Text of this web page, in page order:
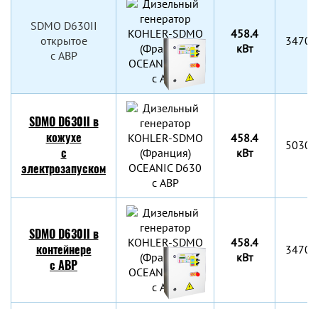
SDMO D630II
открытое
c АВР
458.4
кВт
SDMO D630II в
кожухе
с
электрозапуском
458.4
кВт
SDMO D630II в
контейнере
c АВР
458.4
кВт